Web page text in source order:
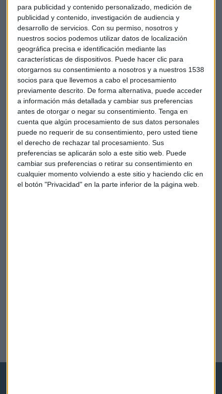
para publicidad y contenido personalizado, medición de
publicidad y contenido, investigación de audiencia y
desarrollo de servicios. Con su permiso, nosotros y
nuestros socios podemos utilizar datos de localización
geográfica precisa e identificación mediante las
características de dispositivos. Puede hacer clic para
otorgarnos su consentimiento a nosotros y a nuestros 1538
socios para que llevemos a cabo el procesamiento
previamente descrito. De forma alternativa, puede acceder
a información más detallada y cambiar sus preferencias
antes de otorgar o negar su consentimiento. Tenga en
cuenta que algún procesamiento de sus datos personales
puede no requerir de su consentimiento, pero usted tiene
el derecho de rechazar tal procesamiento. Sus
preferencias se aplicarán solo a este sitio web. Puede
cambiar sus preferencias o retirar su consentimiento en
cualquier momento volviendo a este sitio y haciendo clic en
el botón "Privacidad" en la parte inferior de la página web.
ANÁLISIS
El Gobierno se equivoca con la economía: "Ahora
empezarán a quebrar empresas"
Federica Hanania